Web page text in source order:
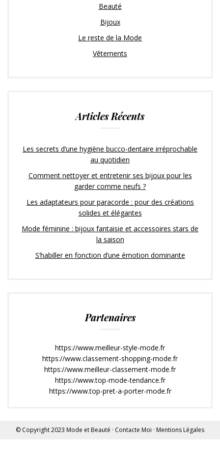
Beauté
Bijoux
Le reste de la Mode
Vêtements
Articles Récents
Les secrets d’une hygiène bucco-dentaire irréprochable
au quotidien
Comment nettoyer et entretenir ses bijoux pour les
garder comme neufs ?
Les adaptateurs pour paracorde : pour des créations
solides et élégantes
Mode féminine : bijoux fantaisie et accessoires stars de
la saison
S’habiller en fonction d’une émotion dominante
Partenaires
https://www.meilleur-style-mode.fr
https://www.classement-shopping-mode.fr
https://www.meilleur-classement-mode.fr
https://www.top-mode-tendance.fr
https://www.top-pret-a-porter-mode.fr
© Copyright 2023 Mode et Beauté · Contacte Moi · Mentions Légales